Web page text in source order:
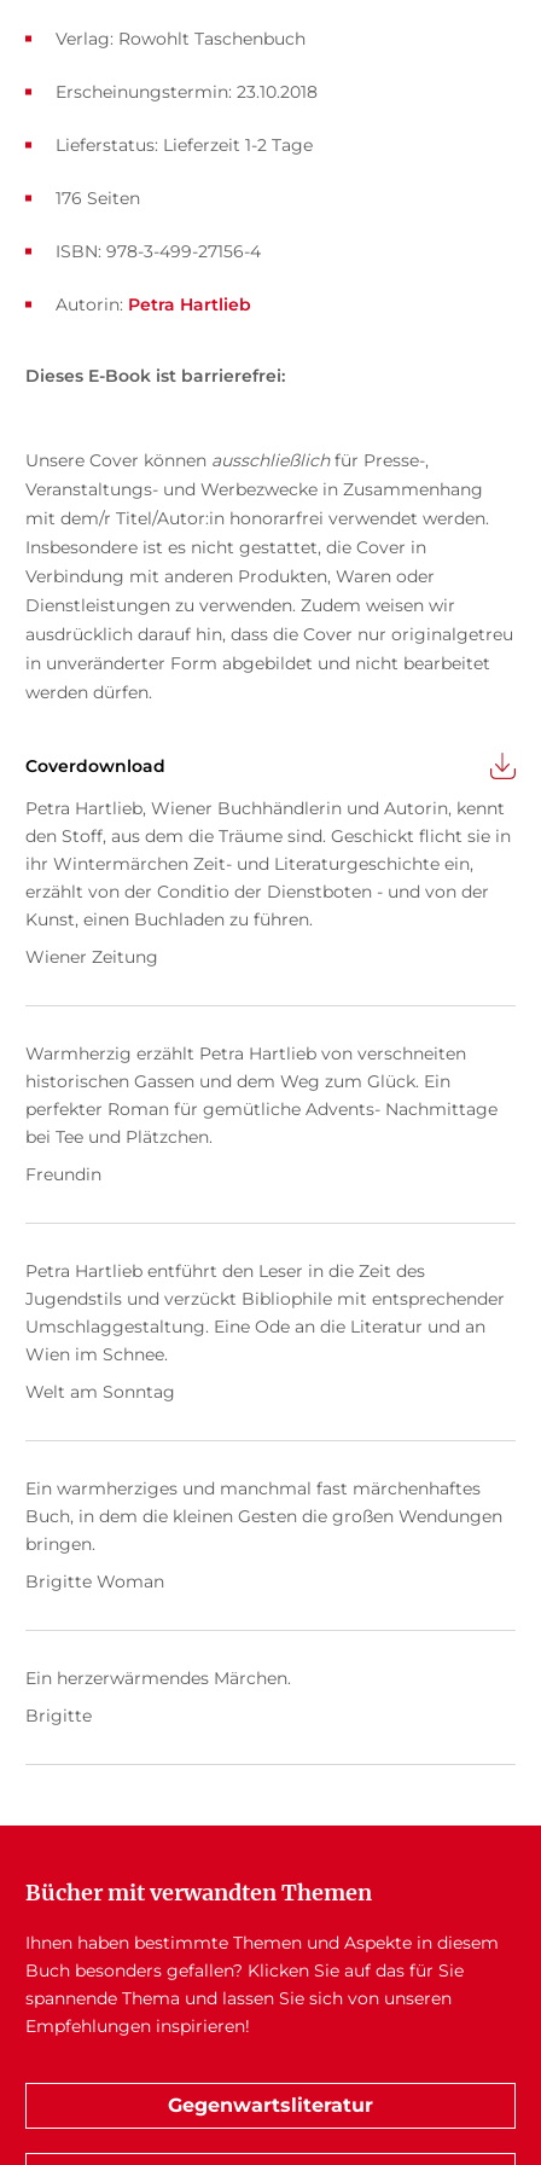
Verlag: Rowohlt Taschenbuch
Erscheinungstermin: 23.10.2018
Lieferstatus: Lieferzeit 1-2 Tage
ISBN: 978-3-499-27156-4
176 Seiten
Autorin: Petra Hartlieb
Dieses E-Book ist barrierefrei:
Unsere Cover können ausschließlichfür Presse-,
Veranstaltungs- und Werbezwecke in Zusammenhang
mit dem/r Titel/Autor:in honorarfrei verwendet werden.
Insbesondere ist es nicht gestattet, die Cover in
Verbindung mit anderen Produkten, Waren oder
Dienstleistungen zu verwenden. Zudem weisen wir
ausdrücklich darauf hin, dass die Cover nur originalgetreu
in unveränderter Form abgebildet und nicht bearbeitet
werden dürfen.
Coverdownload
Petra Hartlieb, Wiener Buchhändlerin und Autorin, kennt
den Stoff, aus dem die Träume sind. Geschickt flicht sie in
ihr Wintermärchen Zeit- und Literaturgeschichte ein,
erzählt von der Conditio der Dienstboten - und von der
Kunst, einen Buchladen zu führen.
Wiener Zeitung
Warmherzig erzählt Petra Hartlieb von verschneiten
historischen Gassen und dem Weg zum Glück. Ein
perfekter Roman für gemütliche Advents- Nachmittage
bei Tee und Plätzchen.
Freundin
Petra Hartlieb entführt den Leser in die Zeit des
Jugendstils und verzückt Bibliophile mit entsprechender
Umschlaggestaltung. Eine Ode an die Literatur und an
Wien im Schnee.
Welt am Sonntag
Ein warmherziges und manchmal fast märchenhaftes
Buch, in dem die kleinen Gesten die großen Wendungen
bringen.
Brigitte Woman
Ein herzerwärmendes Märchen.
Brigitte
Bücher mit verwandten Themen
Ihnen haben bestimmte Themen und Aspekte in diesem
Buch besonders gefallen? Klicken Sie auf das für Sie
spannende Thema und lassen Sie sich von unseren
Empfehlungen inspirieren!
Gegenwartsliteratur